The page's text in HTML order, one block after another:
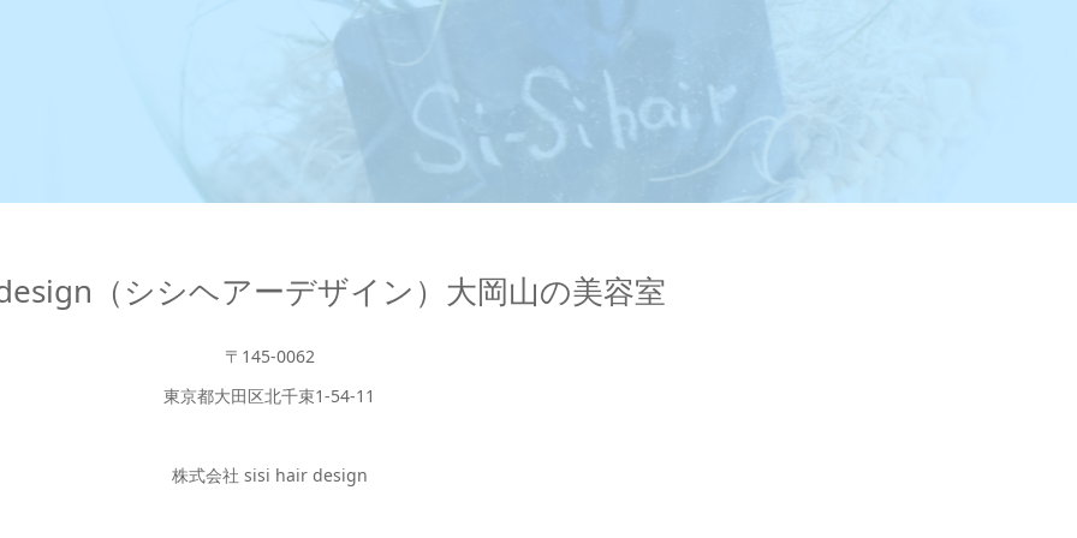
（シシヘアーデザイン）大岡山の美容室
〒145-0062
東京都大田区北千束1-54-11
株式会社 sisi hair design